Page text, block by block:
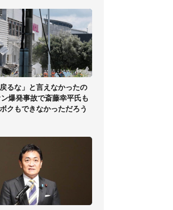
るな」と言えなかったの
爆発事故で斎藤幸平氏も
クもできなかっただろう